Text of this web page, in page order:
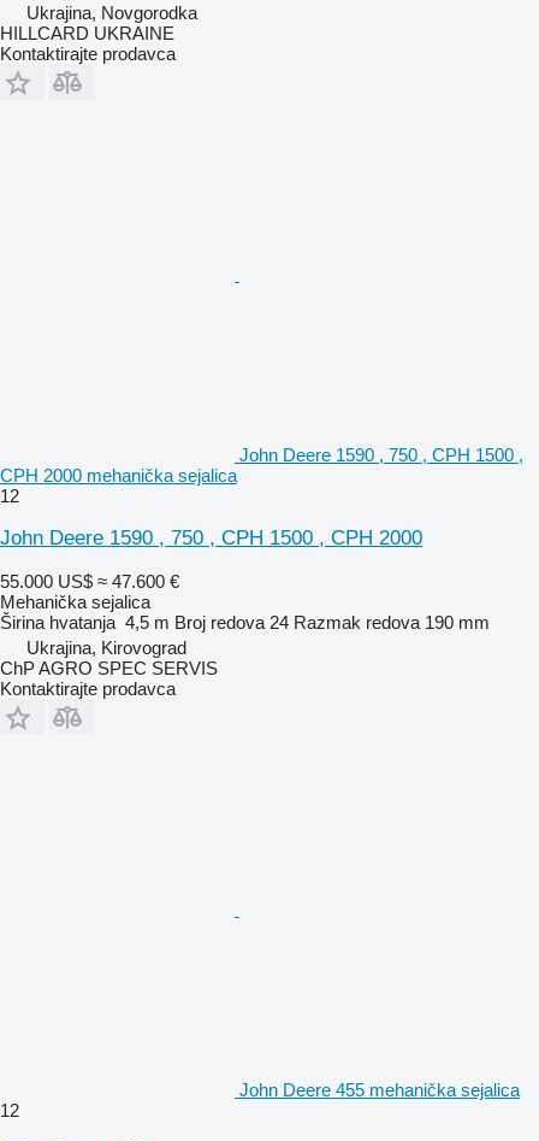
Ukrajina, Novgorodka
HILLCARD UKRAINE
Kontaktirajte prodavca
John Deere 1590 , 750 , CPH 1500 ,
CPH 2000 mehanička sejalica
12
John Deere 1590 , 750 , CPH 1500 , CPH 2000
55.000 US$ ≈ 47.600 €
Mehanička sejalica
Širina hvatanja 4,5 m Broj redova 24 Razmak redova 190 mm
Ukrajina, Kirovograd
ChP AGRO SPEC SERVIS
Kontaktirajte prodavca
John Deere 455 mehanička sejalica
12